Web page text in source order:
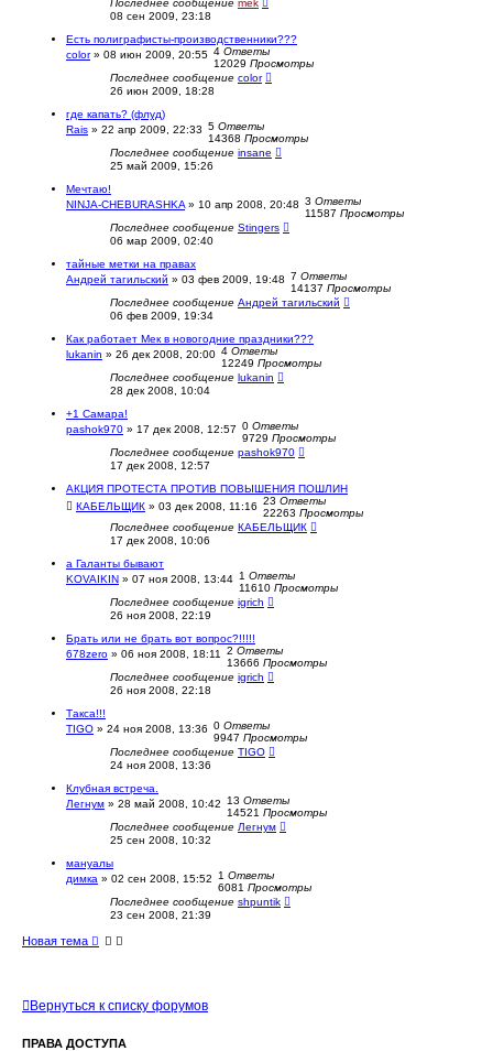
Последнее сообщение mek
08 сен 2009, 23:18
Есть полиграфисты-производственники???
color» 08 июн 2009, 20:55 4 Ответы
12029 Просмотры
Последнее сообщение color
26 июн 2009, 18:28
где капать? (флуд)
Rais » 22 апр 2009, 22:33 5 Ответы
14368 Просмотры
Последнее сообщение insane
25 май 2009, 15:26
Мечтаю!
NINJA-CHEBURASHKA » 10 апр 2008, 20:48 3 Ответы
11587 Просмотры
Последнее сообщение Stingers
06 мар 2009, 02:40
тайные метки на правах
Андрей тагильский » 03 фев 2009, 19:48 7 Ответы
14137 Просмотры
Последнее сообщение Андрей тагильский
06 фев 2009, 19:34
Как работает Мек в новогодние праздники???
lukanin » 26 дек 2008, 20:00 4 Ответы
12249 Просмотры
Последнее сообщение lukanin
28 дек 2008, 10:04
+1 Самара!
pashok970 » 17 дек 2008, 12:57 0 Ответы
9729 Просмотры
Последнее сообщение pashok970
17 дек 2008, 12:57
АКЦИЯ ПРОТЕСТА ПРОТИВ ПОВЫШЕНИЯ ПОШЛИН
КАБЕЛЬЩИК » 03 дек 2008, 11:16 23 Ответы
22263 Просмотры
Последнее сообщение КАБЕЛЬЩИК
17 дек 2008, 10:06
а Галанты бывают
KOVAIKIN » 07 ноя 2008, 13:44 1 Ответы
11610 Просмотры
Последнее сообщение igrich
26 ноя 2008, 22:19
Брать или не брать вот вопрос?!!!!!
678zero » 06 ноя 2008, 18:11 2 Ответы
13666 Просмотры
Последнее сообщение igrich
26 ноя 2008, 22:18
Такса!!!
TIGO » 24 ноя 2008, 13:36 0 Ответы
9947 Просмотры
Последнее сообщение TIGO
24 ноя 2008, 13:36
Клубная встреча.
Легнум » 28 май 2008, 10:42 13 Ответы
14521 Просмотры
Последнее сообщение Легнум
25 сен 2008, 10:32
мануалы
димка » 02 сен 2008, 15:52 1 Ответы
6081 Просмотры
Последнее сообщение shpuntik
23 сен 2008, 21:39
Новая тема
Вернуться к списку форумов
ПРАВА ДОСТУПА